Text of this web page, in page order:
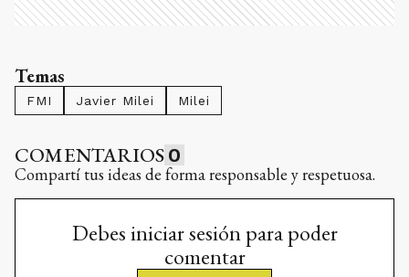
Temas
FMI Javier Milei Milei
COMENTARIOS 0
Compartí tus ideas de forma responsable y respetuosa.
Debes iniciar sesión para poder
comentar